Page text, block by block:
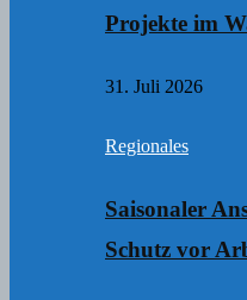
Projekte im
31. Juli 2026
Regionales
Saisonaler
Schutz vor